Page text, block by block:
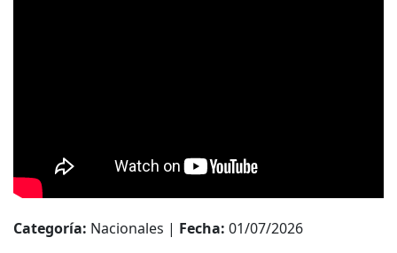
Categoría: Nacionales | Fecha: 01/07/2026